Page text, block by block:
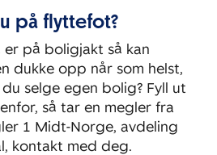
9
på flyttefot?
er på boligjakt så kan
dukke opp når som helst,
selge egen bolig? Fyll ut
så tar en megler fra
1 Midt-Norge, avdeling
kontakt med deg.